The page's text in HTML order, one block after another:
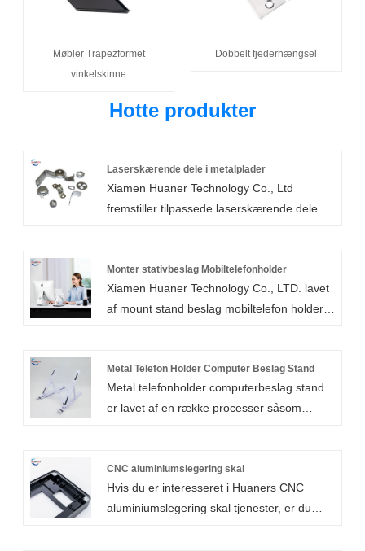
Møbler Trapezformet
vinkelskinne
Dobbelt fjederhængsel
Hotte produkter
Laserskærende dele i metalplader
Xiamen Huaner Technology Co., Ltd
fremstiller tilpassede laserskærende dele af
messing, bronzekobber og så videre.
Monter stativbeslag Mobiltelefonholder
Xiamen Huaner Technology Co., LTD. lavet
af mount stand beslag mobiltelefon holder
monteringsstativ er normalt velegnet til
kontorer, familier, læring og andre miljøer,
og dens højkvalitets og smukke udseende
brugernes behov i processen af at bruge
mobiltelefoner.
Metal Telefon Holder Computer Beslag Stand
Metal telefonholder computerbeslag stand
er lavet af en række processer såsom
gang med fremstilling af
metaltelefonholdere til computerbeslag, er
råmaterialerne laserskåret og derefter
CNC aluminiumslegering skal
Hvis du er interesseret i Huaners CNC
aluminiumslegering skal tjenester, er du